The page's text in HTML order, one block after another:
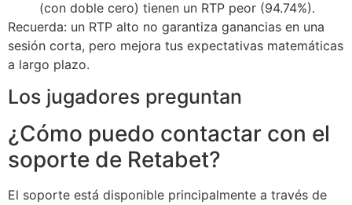
(con doble cero) tienen un RTP peor (94.74%).
Recuerda: un RTP alto no garantiza ganancias en una
sesión corta, pero mejora tus expectativas matemáticas
a largo plazo.
Los jugadores preguntan
¿Cómo puedo contactar con el
soporte de Retabet?
El soporte está disponible principalmente a través de